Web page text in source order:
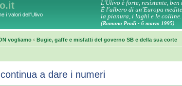
i valori dell'Ulivo
L'Ulivo è forte, resistente,
È l'albero di un'Europa
la pianura, i laghi e le colline.
(Romano Prodi - 6 marzo 1995)
vogliamo ‹ Bugie, gaffe e misfatti del governo SB e della sua corte
a dare i numeri